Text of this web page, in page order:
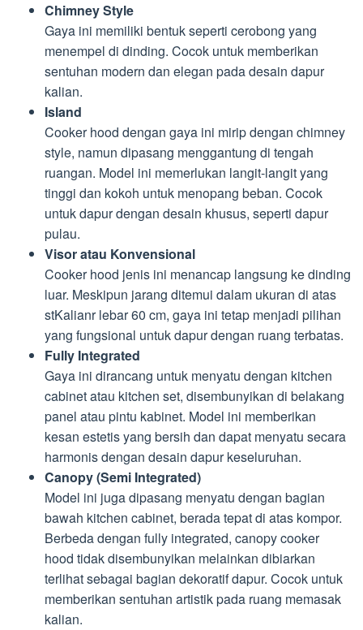
Chimney Style
Gaya ini memiliki bentuk seperti cerobong yang
menempel di dinding. Cocok untuk memberikan
sentuhan modern dan elegan pada desain dapur
kalian.
Island
Cooker hood dengan gaya ini mirip dengan chimney
style, namun dipasang menggantung di tengah
ruangan. Model ini memerlukan langit-langit yang
tinggi dan kokoh untuk menopang beban. Cocok
untuk dapur dengan desain khusus, seperti dapur
pulau.
Visor atau Konvensional
Cooker hood jenis ini menancap langsung ke dinding
luar. Meskipun jarang ditemui dalam ukuran di atas
stKalianr lebar 60 cm, gaya ini tetap menjadi pilihan
yang fungsional untuk dapur dengan ruang terbatas.
Fully Integrated
Gaya ini dirancang untuk menyatu dengan kitchen
cabinet atau kitchen set, disembunyikan di belakang
panel atau pintu kabinet. Model ini memberikan
kesan estetis yang bersih dan dapat menyatu secara
harmonis dengan desain dapur keseluruhan.
Canopy (Semi Integrated)
Model ini juga dipasang menyatu dengan bagian
bawah kitchen cabinet, berada tepat di atas kompor.
Berbeda dengan fully integrated, canopy cooker
hood tidak disembunyikan melainkan dibiarkan
terlihat sebagai bagian dekoratif dapur. Cocok untuk
memberikan sentuhan artistik pada ruang memasak
kalian.